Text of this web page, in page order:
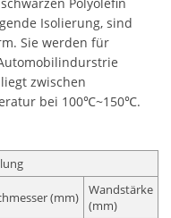
Polyolefin
Isolierung, sind
Sie werden für
zwischen
bei 100℃~150℃.
(mm)
Wandstärke
(mm)